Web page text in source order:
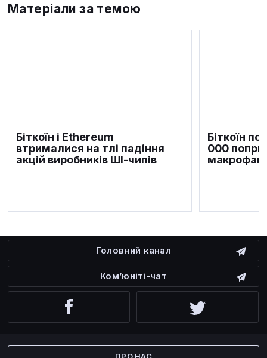
Матеріали за темою
Біткоїн і Ethereum
втрималися на тлі падіння
акцій виробників ШІ-чипів
Біткоїн
000 попри
Головний канал
Ком’юніті-чат
ПРО НАС